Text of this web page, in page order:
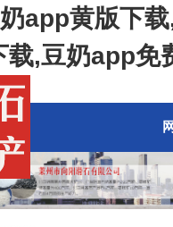
app黄版下
载,豆奶app免